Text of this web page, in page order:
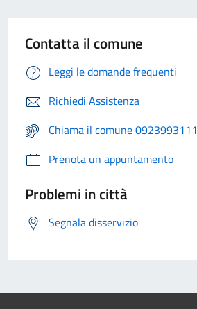
Contatta il comune
Leggi le domande frequenti
Richiedi Assistenza
Chiama il comune 0923993111
Prenota un appuntamento
Problemi in città
Segnala disservizio